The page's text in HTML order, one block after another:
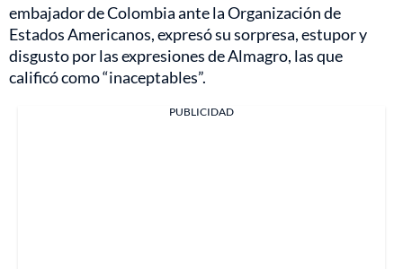
embajador de Colombia ante la Organización de
Estados Americanos, expresó su sorpresa, estupor y
disgusto por las expresiones de Almagro, las que
calificó como “inaceptables”.
PUBLICIDAD